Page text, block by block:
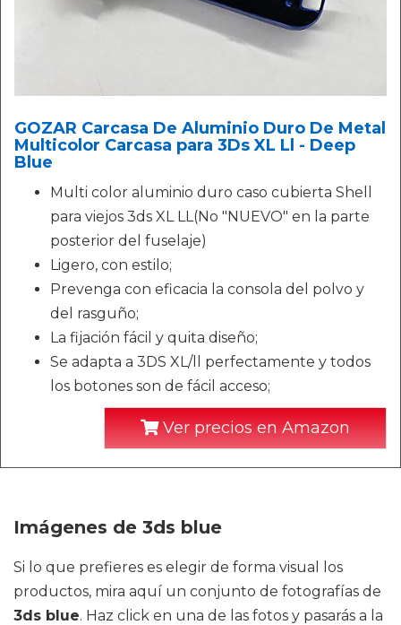
GOZAR Carcasa De Aluminio Duro De Metal
Multicolor Carcasa para 3Ds XL Ll - Deep
Blue
Multi color aluminio duro caso cubierta Shell
para viejos 3ds XL LL(No "NUEVO" en la parte
posterior del fuselaje)
Ligero, con estilo;
Prevenga con eficacia la consola del polvo y
del rasguño;
La fijación fácil y quita diseño;
Se adapta a 3DS XL/ll perfectamente y todos
los botones son de fácil acceso;
Ver precios en Amazon
Imágenes de 3ds blue
Si lo que prefieres es elegir de forma visual los
productos, mira aquí un conjunto de fotografías de
3ds blue. Haz click en una de las fotos y pasarás a la